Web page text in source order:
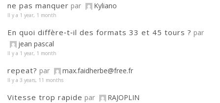
ne pas manquer par Kyliano
Il y a 1 year, 1 month
En quoi diffère‑t‑il des formats 33 et 45 tours ? par
jean pascal
Il y a 1 year, 1 month
repeat? par max.faidherbe@free.fr
Il y a 3 years, 11 months
Vitesse trop rapide par RAJOPLIN